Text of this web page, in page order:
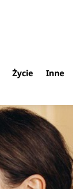
Życie Inne